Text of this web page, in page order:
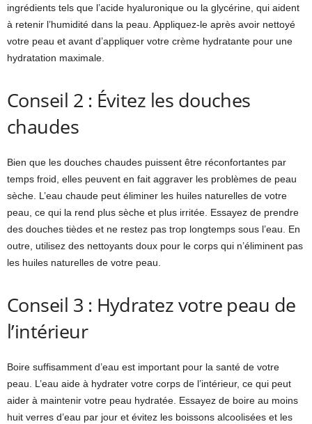
ingrédients tels que l’acide hyaluronique ou la glycérine, qui aident
à retenir l’humidité dans la peau. Appliquez-le après avoir nettoyé
votre peau et avant d’appliquer votre crème hydratante pour une
hydratation maximale.
Conseil 2 : Évitez les douches
chaudes
Bien que les douches chaudes puissent être réconfortantes par
temps froid, elles peuvent en fait aggraver les problèmes de peau
sèche. L’eau chaude peut éliminer les huiles naturelles de votre
peau, ce qui la rend plus sèche et plus irritée. Essayez de prendre
des douches tièdes et ne restez pas trop longtemps sous l’eau. En
outre, utilisez des nettoyants doux pour le corps qui n’éliminent pas
les huiles naturelles de votre peau.
Conseil 3 : Hydratez votre peau de
l’intérieur
Boire suffisamment d’eau est important pour la santé de votre
peau. L’eau aide à hydrater votre corps de l’intérieur, ce qui peut
aider à maintenir votre peau hydratée. Essayez de boire au moins
huit verres d’eau par jour et évitez les boissons alcoolisées et les